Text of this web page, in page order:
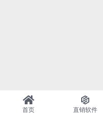
首页 直销软件